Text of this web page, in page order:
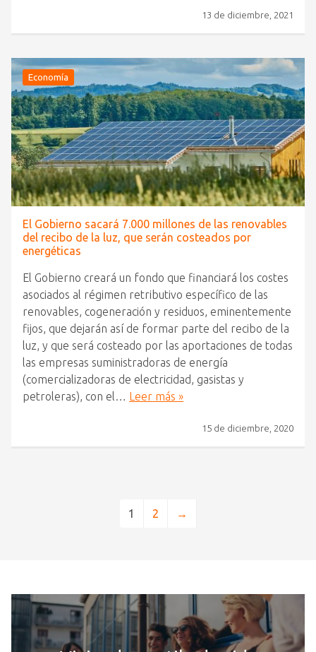
13 de diciembre, 2021
Economía
El Gobierno sacará 7.000 millones de las renovables
del recibo de la luz, que serán costeados por
energéticas
El Gobierno creará un fondo que financiará los costes
asociados al régimen retributivo específico de las
renovables, cogeneración y residuos, eminentemente
fijos, que dejarán así de formar parte del recibo de la
luz, y que será costeado por las aportaciones de todas
las empresas suministradoras de energía
(comercializadoras de electricidad, gasistas y
petroleras), con el… Leer más »
15 de diciembre, 2020
1 2 →